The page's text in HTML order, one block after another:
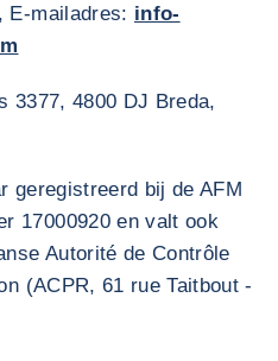
E-mailadres: info-
3377, 4800 DJ Breda,
geregistreerd bij de AFM
17000920 en valt ook
Autorité de Contrôle
(ACPR, 61 rue Taitbout -